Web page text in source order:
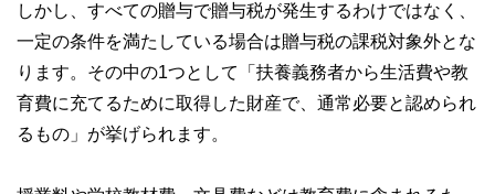
しかし、すべての贈与で贈与税が発生するわけではなく、
一定の条件を満たしている場合は贈与税の課税対象外とな
ります。その中の1つとして「扶養義務者から生活費や教
育費に充てるために取得した財産で、通常必要と認められ
るもの」が挙げられます。